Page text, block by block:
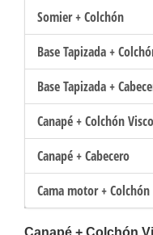
Somier + Colchón
Base Tapizada +
Base Tapizada +
Canapé + Colchón
Canapé + Cabecero
Cama motor + Colchón
Canapé + Colchón